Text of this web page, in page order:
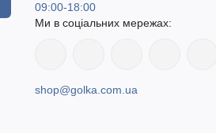
09:00-18:00
Ми в соціальних мережах:
shop@golka.com.ua